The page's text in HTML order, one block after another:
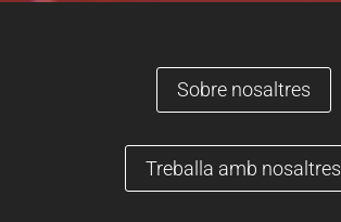
Sobre nosaltres
Treballa amb nosaltres